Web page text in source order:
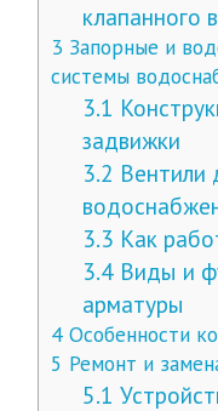
клапанного
3 Запорные и
системы
3.1
задвижки
3.2 Вентили
3.3 Как
3.4 Виды и
арматуры
4Особенности
5 Ремонт и
5.1